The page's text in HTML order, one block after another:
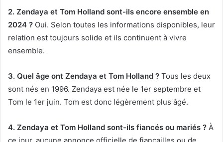
2. Zendaya et Tom Holland sont-ils encore ensemble en
2024 ? Oui. Selon toutes les informations disponibles, leur
relation est toujours solide et ils continuent à vivre
ensemble.
3. Quel âge ont Zendaya et Tom Holland ? Tous les deux
sont nés en 1996. Zendaya est née le 1er septembre et
Tom le 1er juin. Tom est donc légèrement plus âgé.
4. Zendaya et Tom Holland sont-ils fiancés ou mariés ? À
ce jour, aucune annonce officielle de fiançailles ou de